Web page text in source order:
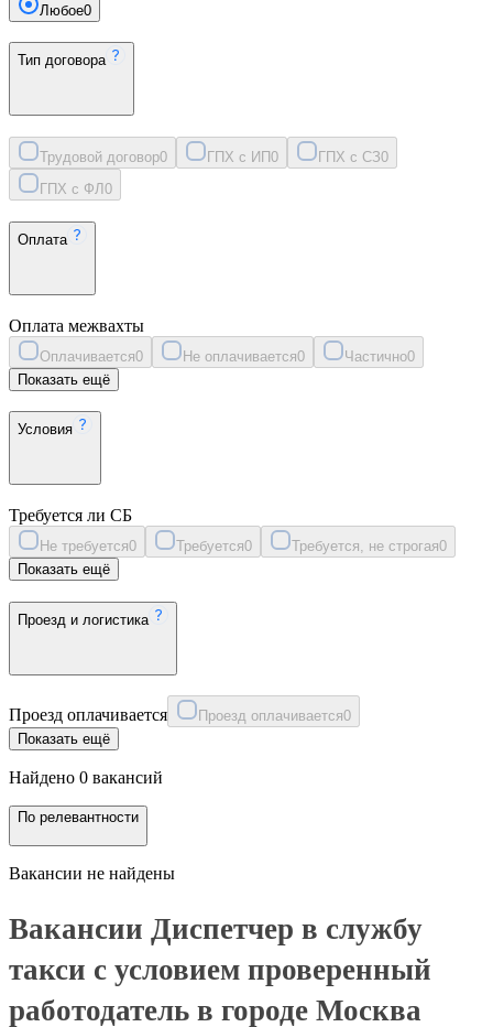
Любое0
Тип договора
Трудовой договор0 ГПХ с ИП0 ГПХ с СЗ0
ГПХ с ФЛ 0
Оплата
Оплата межвахты
Оплачивается0 Не оплачивается0 Частично0
Показать ещё
Условия
Требуется ли СБ
Не требуется0 Требуется0 Требуется, не строгая0
Показать ещё
Проезд и логистика
Проезд оплачивается Проезд оплачивается0
Показать ещё
Найдено 0 вакансий
По релевантности
Вакансии не найдены
Вакансии Диспетчер в службу
такси с условием проверенный
работодатель в городе Москва